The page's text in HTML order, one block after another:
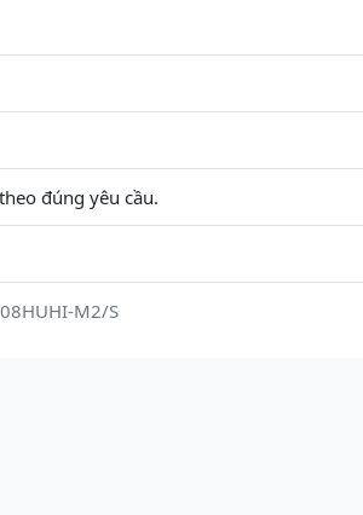
M2/S
đúng yêu cầu.